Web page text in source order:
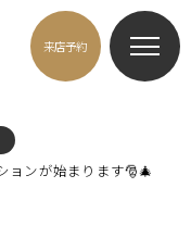
来店予約
ョンが始まります🎅🎄